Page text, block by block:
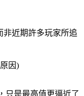
非近期許多玩家所追
因)
只是最高值更逼近了